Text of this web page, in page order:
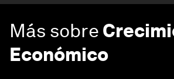
Más sobre
Económico